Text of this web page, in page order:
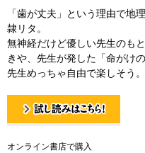
「歯が丈夫」という理由で地
隷リタ。
無神経だけど優しい先生のも
きや、先生が発した「命がけ
先生めっちゃ自由で楽しそう
オンライン書店で購入